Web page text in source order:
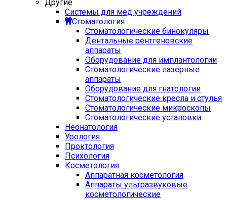
Другие
Системы для мед учреждений
Стоматология
Стоматологические бинокуляры
Дентальные рентгеновские
аппараты
Оборудование для имплантологии
Стоматологические лазерные
аппараты
Оборудование для гнатологии
Стоматологические кресла и стулья
Стоматологические микроскопы
Стоматологические установки
Неонатология
Урология
Проктология
Психология
Косметология
Аппаратная косметология
Аппараты ультразвуковые
косметологические